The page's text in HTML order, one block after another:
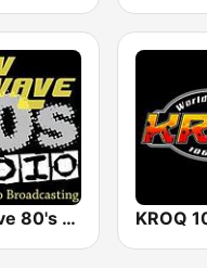
New Wave 80's Music Radio